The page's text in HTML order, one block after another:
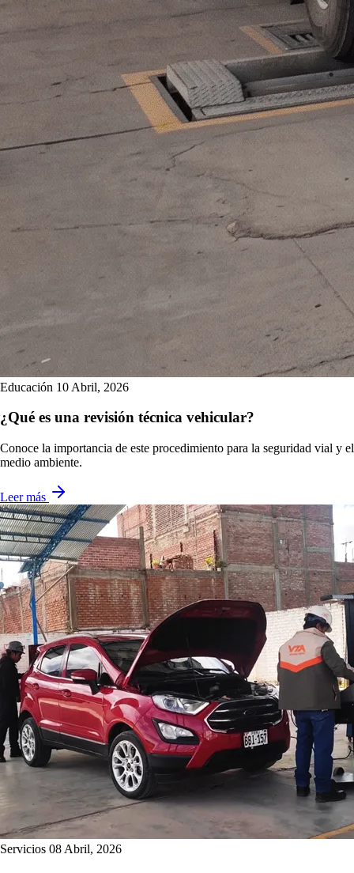
Educación 10 Abril, 2026
¿Qué es una revisión técnica vehicular?
Conoce la importancia de este procedimiento para la seguridad vial y el
medio ambiente.
Leer más
Servicios 08 Abril, 2026